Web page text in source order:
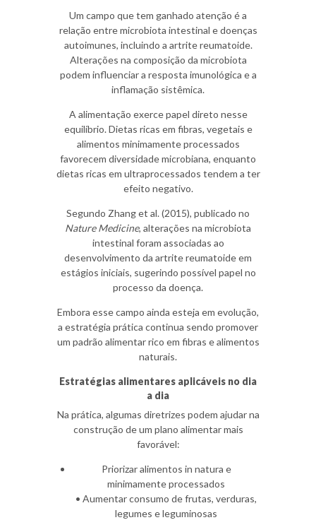
Um campo que tem ganhado atenção é a
relação entre microbiota intestinal e doenças
autoimunes, incluindo a artrite reumatoide.
Alterações na composição da microbiota
podem influenciar a resposta imunológica e a
inflamação sistêmica.
A alimentação exerce papel direto nesse
equilíbrio. Dietas ricas em fibras, vegetais e
alimentos minimamente processados
favorecem diversidade microbiana, enquanto
dietas ricas em ultraprocessados tendem a ter
efeito negativo.
Segundo Zhang et al. (2015), publicado no
Nature Medicine, alterações na microbiota
intestinal foram associadas ao
desenvolvimento da artrite reumatoide em
estágios iniciais, sugerindo possível papel no
processo da doença.
Embora esse campo ainda esteja em evolução,
a estratégia prática continua sendo promover
um padrão alimentar rico em fibras e alimentos
naturais.
Estratégias alimentares aplicáveis no dia
a dia
Na prática, algumas diretrizes podem ajudar na
construção de um plano alimentar mais
favorável:
Priorizar alimentos in natura e
minimamente processados
• Aumentar consumo de frutas, verduras,
legumes e leguminosas